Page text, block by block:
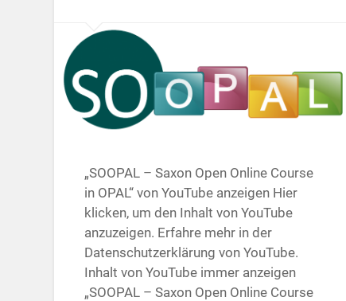
„SOOPAL – Saxon Open Online Course
in OPAL“ von YouTube anzeigen Hier
klicken, um den Inhalt von YouTube
anzuzeigen. Erfahre mehr in der
Datenschutzerklärung von YouTube.
Inhalt von YouTube immer anzeigen
„SOOPAL – Saxon Open Online Course